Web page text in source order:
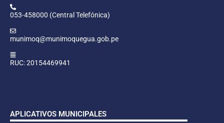
053-458000 (Central Telefónica)
munimoq@munimoquegua.gob.pe
RUC: 20154469941
APLICATIVOS MUNICIPALES